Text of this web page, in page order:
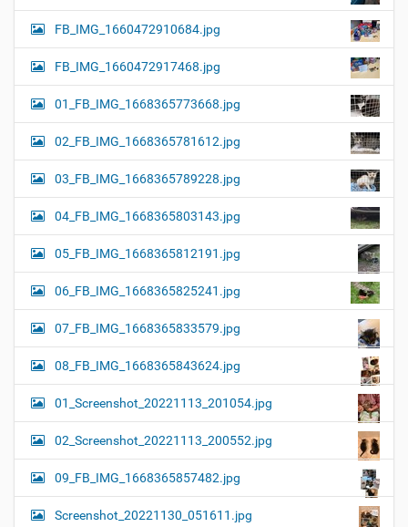
FB_IMG_1660472910684.jpg
FB_IMG_1660472917468.jpg
01_FB_IMG_1668365773668.jpg
02_FB_IMG_1668365781612.jpg
03_FB_IMG_1668365789228.jpg
04_FB_IMG_1668365803143.jpg
05_FB_IMG_1668365812191.jpg
06_FB_IMG_1668365825241.jpg
07_FB_IMG_1668365833579.jpg
08_FB_IMG_1668365843624.jpg
01_Screenshot_20221113_201054.jpg
02_Screenshot_20221113_200552.jpg
09_FB_IMG_1668365857482.jpg
Screenshot_20221130_051611.jpg